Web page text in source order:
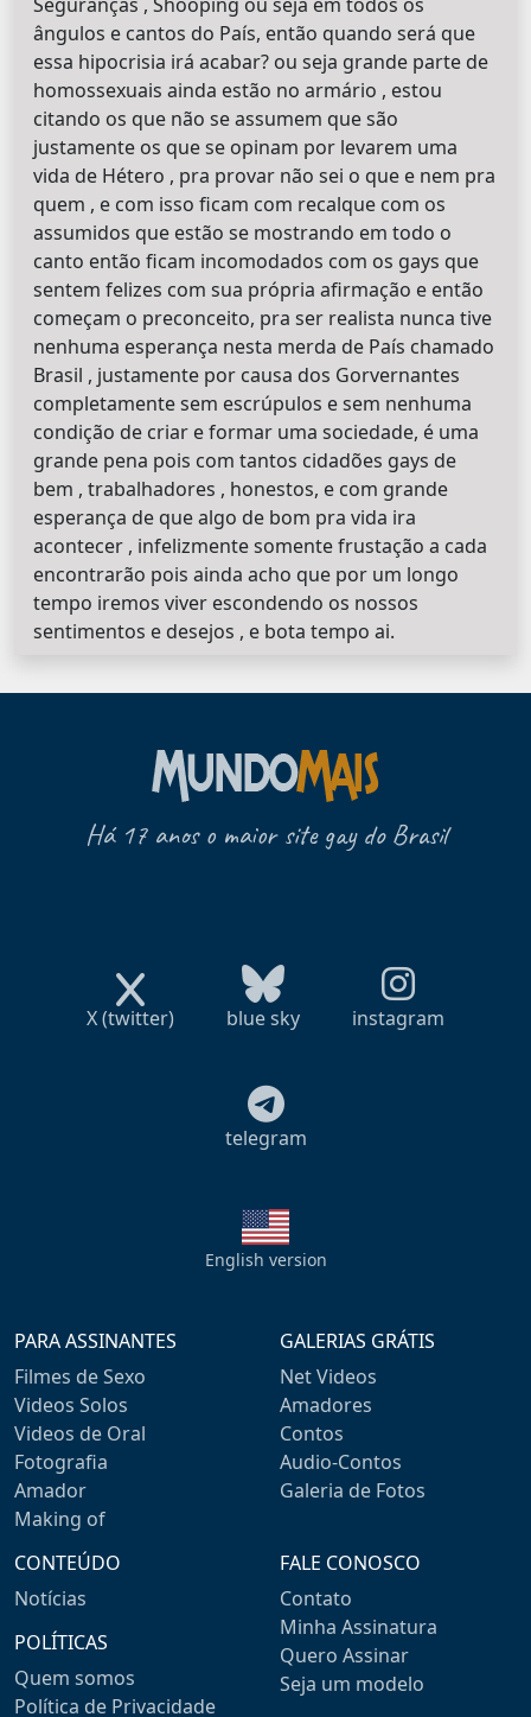
ângulos e cantos do País, então quando será que
essa hipocrisia irá acabar? ou seja grande parte de
homossexuais ainda estão no armário , estou
citando os que não se assumem que são
justamente os que se opinam por levarem uma
vida de Hétero , pra provar não sei o que e nem pra
quem , e com isso ficam com recalque com os
assumidos que estão se mostrando em todo o
canto então ficam incomodados com os gays que
sentem felizes com sua própria afirmação e então
começam o preconceito, pra ser realista nunca tive
nenhuma esperança nesta merda de País chamado
Brasil , justamente por causa dos Gorvernantes
completamente sem escrúpulos e sem nenhuma
condição de criar e formar uma sociedade, é uma
grande pena pois com tantos cidadões gays de
bem , trabalhadores , honestos, e com grande
esperança de que algo de bom pra vida ira
acontecer , infelizmente somente frustação a cada
encontrarão pois ainda acho que por um longo
tempo iremos viver escondendo os nossos
sentimentos e desejos , e bota tempo ai.
Há 17 anos o maior site gay do Brasil
X (twitter) blue sky instagram
telegram
English version
PARA ASSINANTES
Filmes de Sexo
Videos Solos
Videos de Oral
Fotografia
Amador
Making of
GALERIAS GRÁTIS
Net Videos
Amadores
Contos
Audio-Contos
Galeria de Fotos
CONTEÚDO
Notícias
POLÍTICAS
Quem somos
Política de Privacidade
FALE CONOSCO
Contato
Minha Assinatura
Quero Assinar
Seja um modelo